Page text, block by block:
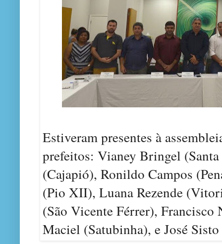
Estiveram presentes à
prefeitos: Vianey Bringel
(Cajapió), Ronildo Campos
(Pio XII), Luana Rezende
(São Vicente Férrer),
Maciel (Satubinha), e José